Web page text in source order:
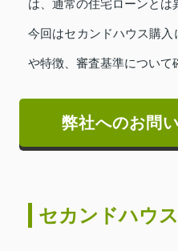
は、通常の住宅ローンとは
今回はセカンドハウス購
や特徴、審査基準について
弊社へのお問
セカンドハウ